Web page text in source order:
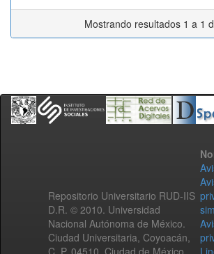
Mostrando resultados 1 a 1
Repositorio Universitario RUD-IIS
D.R. © 2010. Universidad
Nacional Autónoma de México.
Ciudad Universitaria, Coyoacán,
C. P. 04510, Ciudad de México,